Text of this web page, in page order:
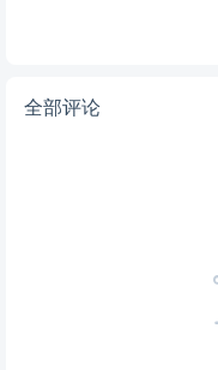
全部评论